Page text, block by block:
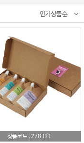
인기상품순
상품코드 :278321